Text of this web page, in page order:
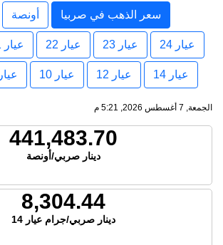
سعر الذهب في صربيا أونصة
عيار 24 عيار 23 عيار 22 عيار 21
عيار 14 عيار 12 عيار 10 عيار 9
الجمعة, 7 أغسطس 2026, 5:21 م
441,483.70
دينار صربي/أونصة
8,304.44
دينار صربي/جرام عيار 14